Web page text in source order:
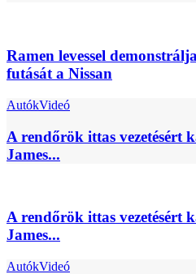
Ramen levessel
futását a Nissan
AutókVideó
A rendőrök ittas vezetésért
James...
A rendőrök ittas vezetésért
James...
AutókVideó